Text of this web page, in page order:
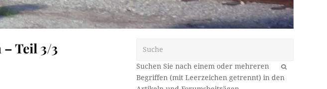
Teil 3/3
OK